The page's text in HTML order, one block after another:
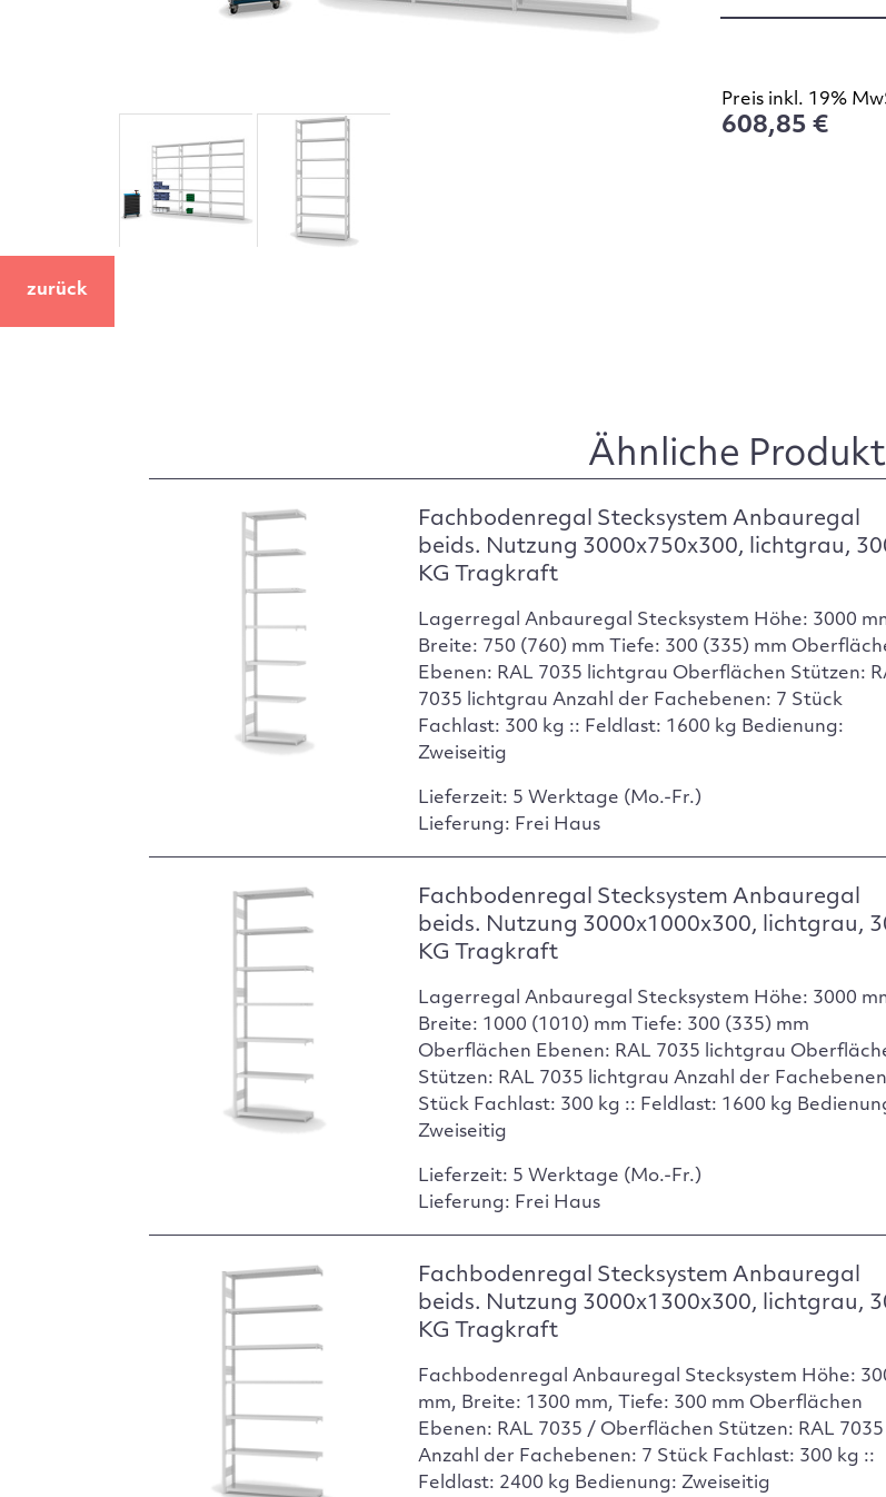
Preis inkl. 19%
608,85 €
zurück
Ähnliche
Fachbodenregal Stecksystem Anbauregal
beids. Nutzung 3000x750x300, lichtgrau,
KG Tragkraft
Lagerregal Anbauregal Stecksystem Höhe: 3000
Breite: 750 (760) mm Tiefe: 300 (335) mm
Ebenen: RAL 7035 lichtgrau Oberflächen Stützen:
7035 lichtgrau Anzahl der Fachebenen: 7 Stück
Fachlast: 300 kg :: Feldlast: 1600 kg Bedienung:
Zweiseitig
Lieferzeit: 5 Werktage (Mo.-Fr.)
Lieferung: Frei Haus
Fachbodenregal Stecksystem Anbauregal
beids. Nutzung 3000x1000x300, lichtgrau,
KG Tragkraft
Lagerregal Anbauregal Stecksystem Höhe: 3000
Breite: 1000 (1010) mm Tiefe: 300 (335) mm
Oberflächen Ebenen: RAL 7035 lichtgrau
Stützen: RAL 7035 lichtgrau Anzahl der
Stück Fachlast: 300 kg :: Feldlast: 1600 kg
Zweiseitig
Lieferzeit: 5 Werktage (Mo.-Fr.)
Lieferung: Frei Haus
Fachbodenregal Stecksystem Anbauregal
beids. Nutzung 3000x1300x300, lichtgrau,
KG Tragkraft
Fachbodenregal Anbauregal Stecksystem Höhe:
mm, Breite: 1300 mm, Tiefe: 300 mm Oberflächen
Ebenen: RAL 7035 / Oberflächen Stützen: RAL 7035
Anzahl der Fachebenen: 7 Stück Fachlast: 300 kg ::
Feldlast: 2400 kg Bedienung: Zweiseitig